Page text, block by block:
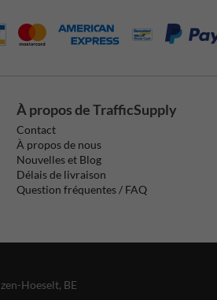
À propos de TrafficSupply
Contact
À propos de nous
Nouvelles et Blog
Délais de livraison
Question fréquentes / FAQ
Hoeselt, BE